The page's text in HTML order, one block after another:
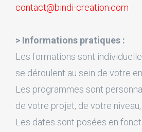
contact@bindi-creation.com
> Informations pratiques :
Les formations sont
se déroulent au sein de votre
Les programmes sont
de votre projet, de votre
Les dates sont posées en